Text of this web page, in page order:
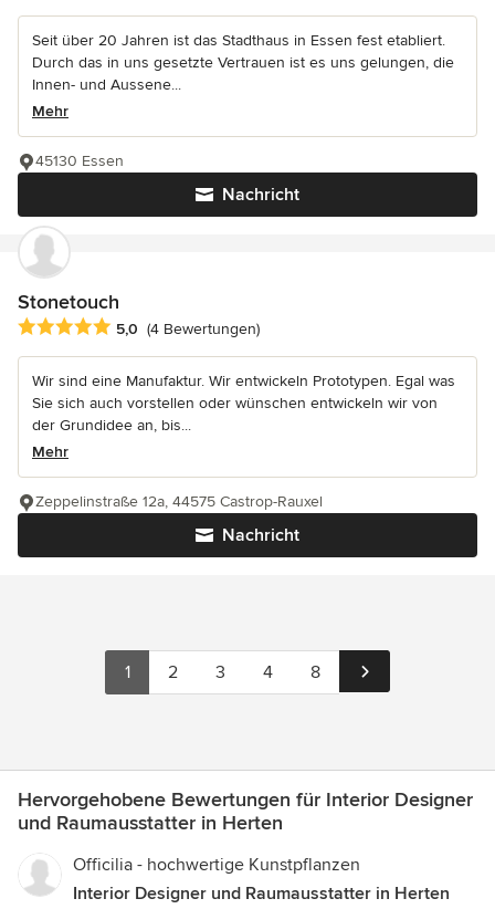
Seit über 20 Jahren ist das Stadthaus in Essen fest etabliert.
Durch das in uns gesetzte Vertrauen ist es uns gelungen, die
Innen- und Aussene...
Mehr
Nachricht
45130 Essen
Stonetouch
Durchschnittliche Bewertung: 5 von 5 Sternen
5,0 (4 Bewertungen)
Wir sind eine Manufaktur. Wir entwickeln Prototypen. Egal was
Sie sich auch vorstellen oder wünschen entwickeln wir von
der Grundidee an, bis...
Mehr
Nachricht
Zeppelinstraße 12a, 44575 Castrop-Rauxel
1 2 3 4 8
Hervorgehobene Bewertungen für Interior Designer
und Raumausstatter in Herten
Officilia - hochwertige Kunstpflanzen
Interior Designer und Raumausstatter in Herten